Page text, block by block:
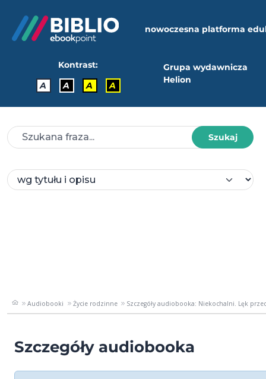
nowoczesna platforma
Kontrast:
A
A A A
Grupa wydawnicza
Helion
Szukaj
Audiobooki Życie rodzinne Szczegóły audiobooka: Niekochalni. Lęk
Szczegóły audiobooka